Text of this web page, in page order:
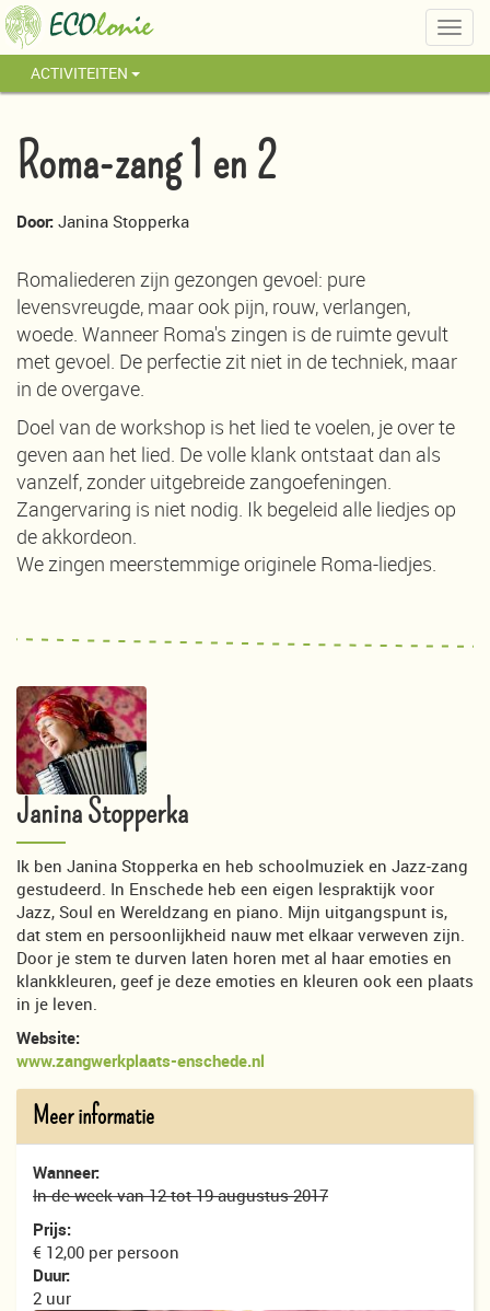
ACTIVITEITEN
Roma-zang 1 en 2
Door: Janina Stopperka
Romaliederen zijn gezongen gevoel: pure
levensvreugde, maar ook pijn, rouw, verlangen,
woede. Wanneer Roma's zingen is de ruimte gevult
met gevoel. De perfectie zit niet in de techniek, maar
in de overgave.
Doel van de workshop is het lied te voelen, je over te
geven aan het lied. De volle klank ontstaat dan als
vanzelf, zonder uitgebreide zangoefeningen.
Zangervaring is niet nodig. Ik begeleid alle liedjes op
de akkordeon.
We zingen meerstemmige originele Roma-liedjes.
Janina Stopperka
Ik ben Janina Stopperka en heb schoolmuziek en Jazz-zang
gestudeerd. In Enschede heb een eigen lespraktijk voor
Jazz, Soul en Wereldzang en piano. Mijn uitgangspunt is,
dat stem en persoonlijkheid nauw met elkaar verweven zijn.
Door je stem te durven laten horen met al haar emoties en
klankkleuren, geef je deze emoties en kleuren ook een plaats
in je leven.
Website:
www.zangwerkplaats-enschede.nl
Meer informatie
Wanneer:
In de week van 12 tot 19 augustus 2017
Prijs:
€ 12,00 per persoon
Duur:
2 uur